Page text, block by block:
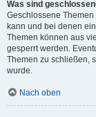
Was sind
Geschlossene
kann und bei denen
Themen können aus
gesperrt werden.
Themen zu schließen,
wurde.
Nach oben